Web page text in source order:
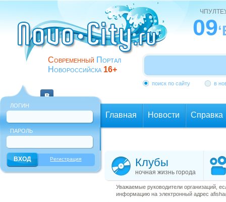
Современный Портал
Новороссийска 16+
09
поиск по сайту в
ЛОГИН
ПАРОЛЬ
Регистрация
Главная Новости Справка
Клубы
ночная жизнь города
Уважаемые руководители организаций,
информацию на электронный адрес